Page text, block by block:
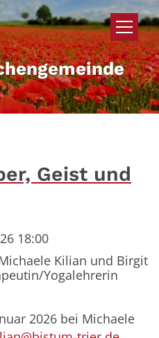
Geist und
18:00
Kilian und Birgit
Yogalehrerin
2026 bei Michaele